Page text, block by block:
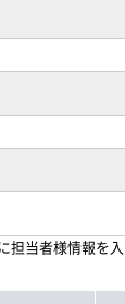
担当者様情報を